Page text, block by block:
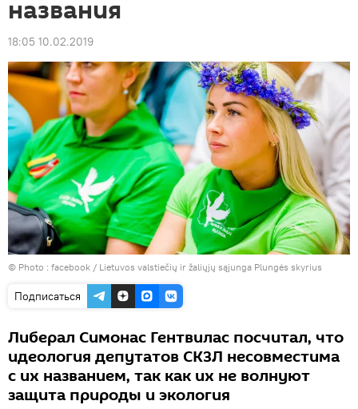
названия
18:05 10.02.2019
© Photo : facebook / Lietuvos valstiečių ir žaliųjų sąjunga Plungės skyrius
Подписаться
Либерал Симонас Гентвилас посчитал, что
идеология депутатов СКЗЛ несовместима
с их названием, так как их не волнуют
защита природы и экология